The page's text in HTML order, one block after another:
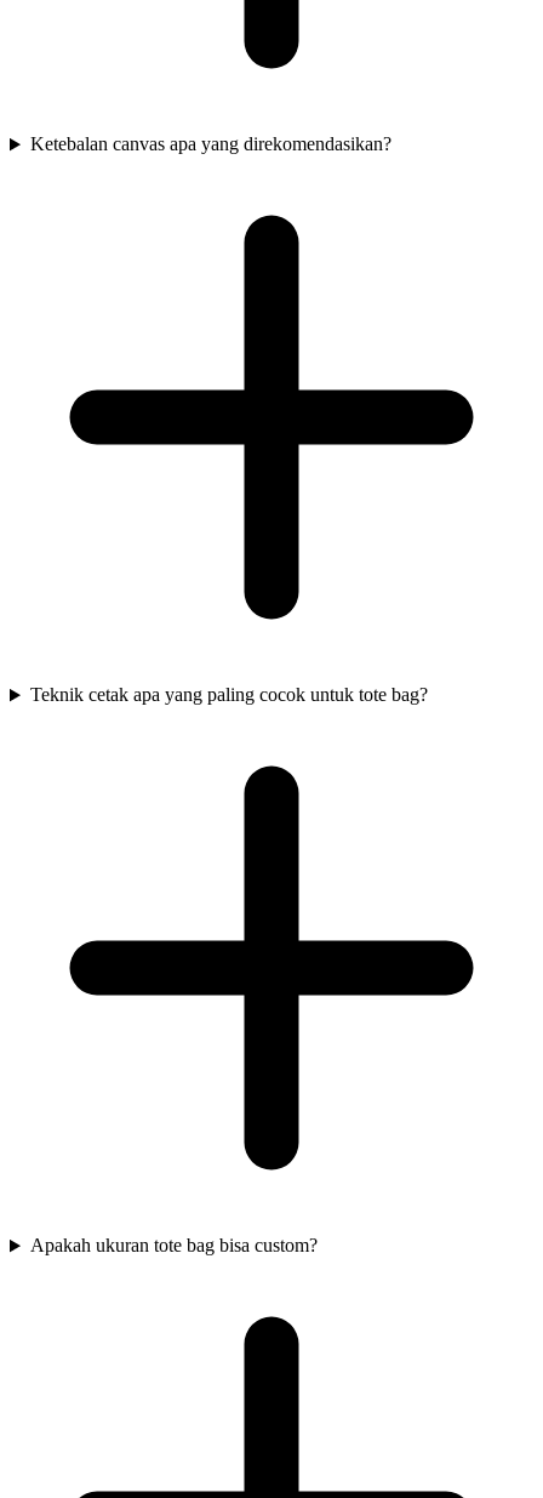
Ketebalan canvas apa yang direkomendasikan?
Teknik cetak apa yang paling cocok untuk tote bag?
Apakah ukuran tote bag bisa custom?